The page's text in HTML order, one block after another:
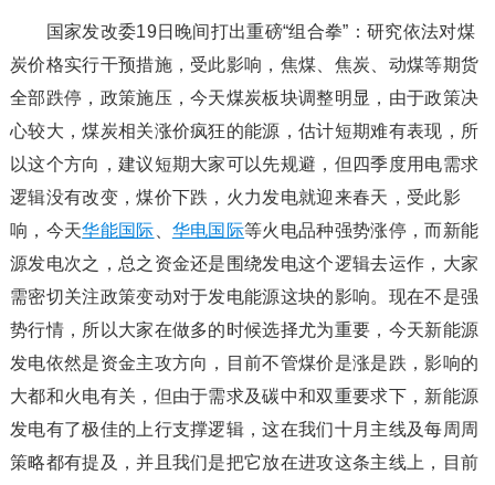
国家发改委19日晚间打出重磅“组合拳”：研究依法对煤
炭价格实行干预措施，受此影响，焦煤、焦炭、动煤等期货
全部跌停，政策施压，今天煤炭板块调整明显，由于政策决
心较大，煤炭相关涨价疯狂的能源，估计短期难有表现，所
以这个方向，建议短期大家可以先规避，但四季度用电需求
逻辑没有改变，煤价下跌，火力发电就迎来春天，受此影
响，今天华能国际 华电国际等火电品种强势涨停，而新能
源发电次之，总之资金还是围绕发电这个逻辑去运作，大家
需密切关注政策变动对于发电能源这块的影响。现在不是强
势行情，所以大家在做多的时候选择尤为重要，今天新能源
发电依然是资金主攻方向，目前不管煤价是涨是跌，影响的
大都和火电有关，但由于需求及碳中和双重要求下，新能源
发电有了极佳的上行支撑逻辑，这在我们十月主线及每周周
策略都有提及，并且我们是把它放在进攻这条主线上，目前